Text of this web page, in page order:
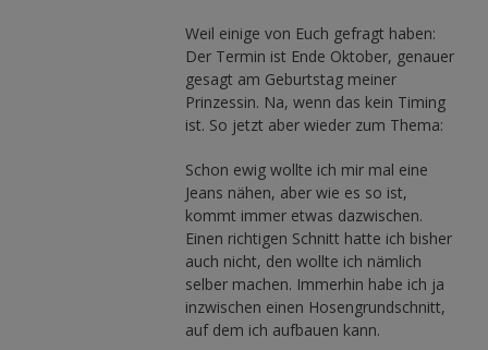
Weil einige von Euch gefragt haben:
Der Termin ist Ende Oktober, genauer
gesagt am Geburtstag meiner
Prinzessin. Na, wenn das kein Timing
ist. So jetzt aber wieder zum Thema:
Schon ewig wollte ich mir mal eine
Jeans nähen, aber wie es so ist,
kommt immer etwas dazwischen.
Einen richtigen Schnitt hatte ich bisher
auch nicht, den wollte ich nämlich
selber machen. Immerhin habe ich ja
inzwischen einen Hosengrundschnitt,
auf dem ich aufbauen kann.